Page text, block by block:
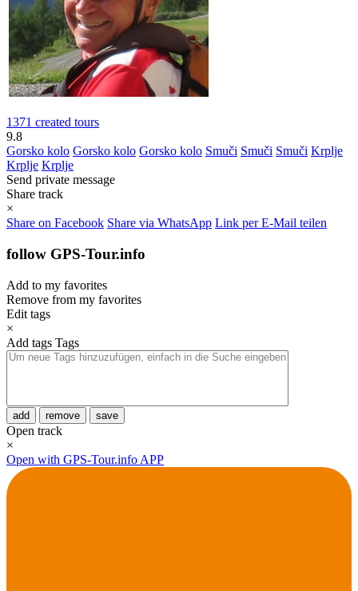
1371 created tours
9.8
Gorsko kolo Gorsko kolo Gorsko kolo Smuči Smuči Smuči Krplje
Krplje Krplje
Send private message
Share track
×
Share on Facebook Share via WhatsApp Link per E-Mail teilen
follow GPS-Tour.info
Add to my favorites
Remove from my favorites
Edit tags
×
Add tags Tags
add remove save
Open track
×
Open with GPS-Tour.info APP